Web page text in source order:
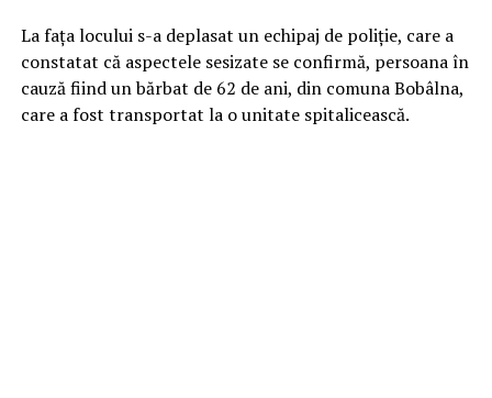
La fața locului s-a deplasat un echipaj de poliție, care a
constatat că aspectele sesizate se confirmă, persoana în
cauză fiind un bărbat de 62 de ani, din comuna Bobâlna,
care a fost transportat la o unitate spitalicească.